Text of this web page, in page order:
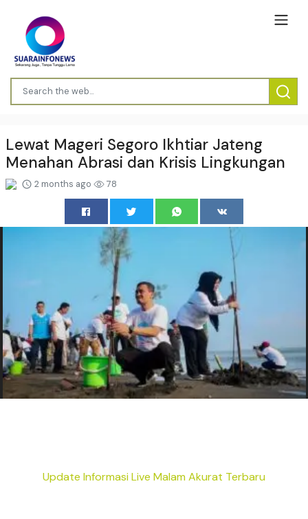
Lewat Mageri Segoro Ikhtiar Jateng
Menahan Abrasi dan Krisis Lingkungan
2 months ago 78
Update Informasi Live Malam Akurat Terbaru